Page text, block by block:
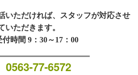
いただければ、スタッフが対応させ
いただきます。
時間 9：30～17：00
0563-77-6572